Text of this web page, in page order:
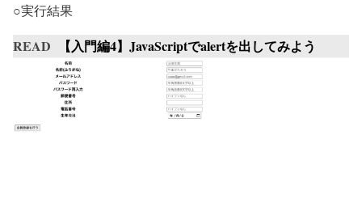
○実行結果
READ 【入門編4】JavaScriptでalertを出してみよう